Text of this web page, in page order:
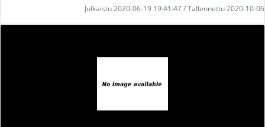
Julkaistu 2020-06-19 19:41:47 / Tallennettu 2020-10-06